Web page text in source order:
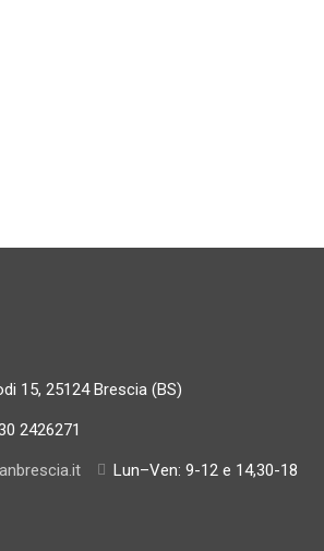
15, 25124 Brescia (BS)
2426271
Lun–Ven: 9-12 e 14,30-18